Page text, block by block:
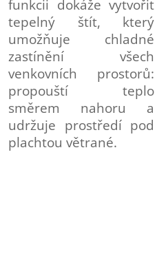
funkcii dokáže vytvořit
tepelný štít, který
umožňuje chladné
zastínění všech
venkovních prostorů:
propouští teplo
směrem nahoru a
udržuje prostředí pod
plachtou větrané.